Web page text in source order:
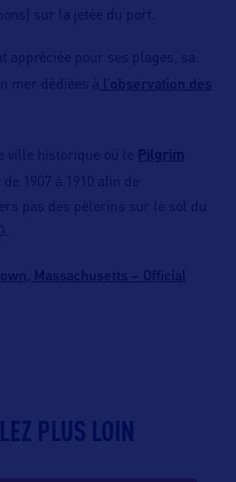
sur la jetée du port.
appréciée pour ses plages, sa
mer dédiées à l’observation des
ville historique où le Pilgrim
1907 à 1910 afin de
pas des pèlerins sur le sol du
Massachusetts – Official
PLUS LOIN